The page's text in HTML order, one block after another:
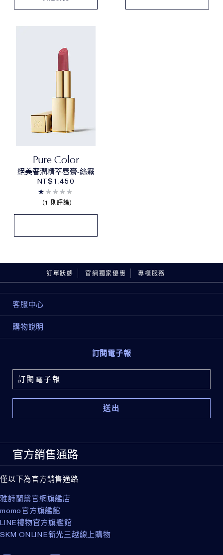
Pure Color
絕美奢潤精萃唇膏-絲霧
NT$1,450
1 則評論
訂單狀態 官網獨家優惠 專櫃服務
客服中心
購物說明
訂閱電子報
官方銷售通路
僅以下為官方銷售通路
雅詩蘭黛官網旗艦店
momo官方旗艦館
LINE禮物官方旗艦館
SKM ONLINE新光三越線上購物